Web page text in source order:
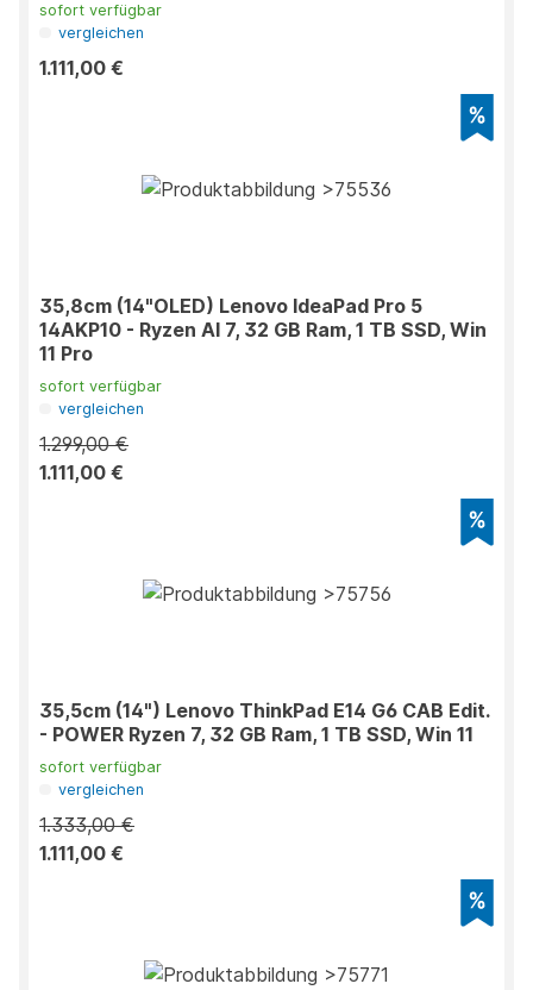
sofort verfügbar
vergleichen
1.111,00 €
35,8cm (14"OLED) Lenovo IdeaPad Pro 5
14AKP10 - Ryzen AI 7, 32 GB Ram, 1 TB SSD, Win
11 Pro
sofort verfügbar
vergleichen
1.299,00 €
1.111,00 €
35,5cm (14") Lenovo ThinkPad E14 G6 CAB Edit.
- POWER Ryzen 7, 32 GB Ram, 1 TB SSD, Win 11
sofort verfügbar
vergleichen
1.333,00 €
1.111,00 €